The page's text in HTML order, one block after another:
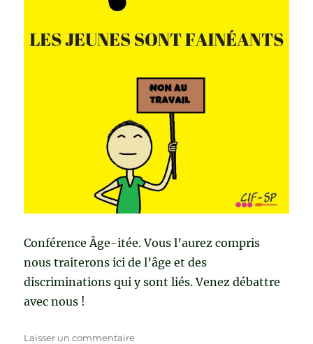
Conférence Âge-itée. Vous l’aurez compris
nous traiterons ici de l’âge et des
discriminations qui y sont liés. Venez débattre
avec nous !
Laisser un commentairesur